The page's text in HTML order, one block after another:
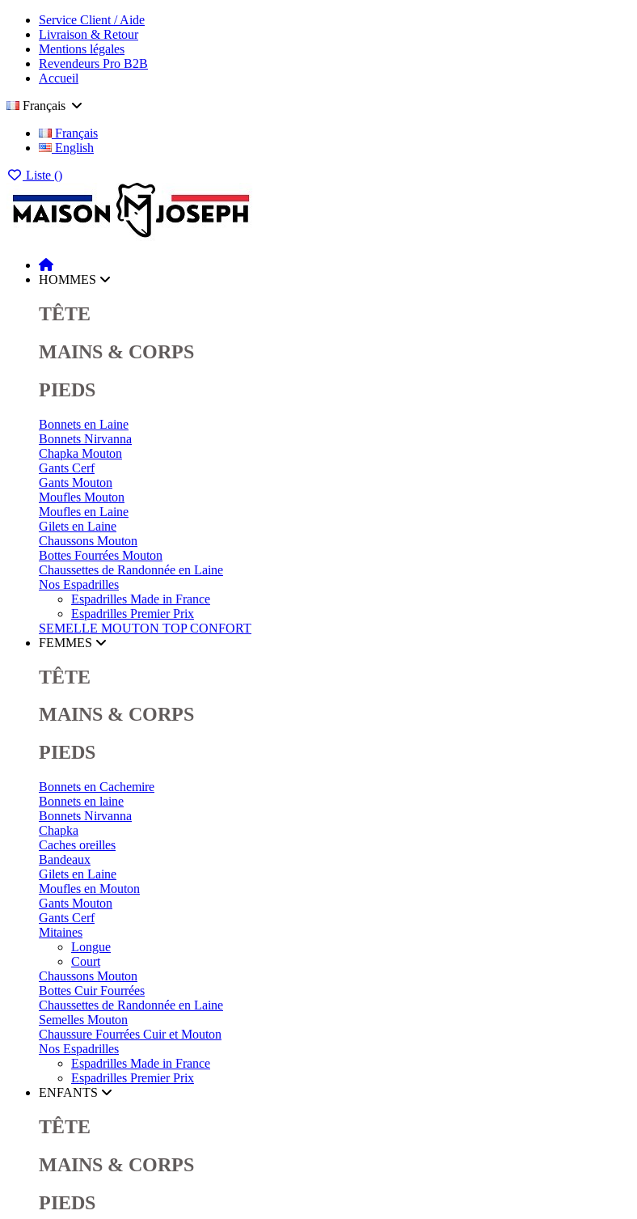
Service Client / Aide
Livraison & Retour
Mentions légales
Revendeurs Pro B2B
Accueil
Français
Français
English
Liste ()
HOMMES
TÊTE
MAINS & CORPS
PIEDS
Bonnets en Laine
Bonnets Nirvanna
Chapka Mouton
Gants Cerf
Gants Mouton
Moufles Mouton
Moufles en Laine
Gilets en Laine
Chaussons Mouton
Bottes Fourrées Mouton
Chaussettes de Randonnée en Laine
Nos Espadrilles
Espadrilles Made in France
Espadrilles Premier Prix
SEMELLE MOUTON TOP CONFORT
FEMMES
TÊTE
MAINS & CORPS
PIEDS
Bonnets en Cachemire
Bonnets en laine
Bonnets Nirvanna
Chapka
Caches oreilles
Bandeaux
Gilets en Laine
Moufles en Mouton
Gants Mouton
Gants Cerf
Mitaines
Longue
Court
Chaussons Mouton
Bottes Cuir Fourrées
Chaussettes de Randonnée en Laine
Semelles Mouton
Chaussure Fourrées Cuir et Mouton
Nos Espadrilles
Espadrilles Made in France
Espadrilles Premier Prix
ENFANTS
TÊTE
MAINS & CORPS
PIEDS